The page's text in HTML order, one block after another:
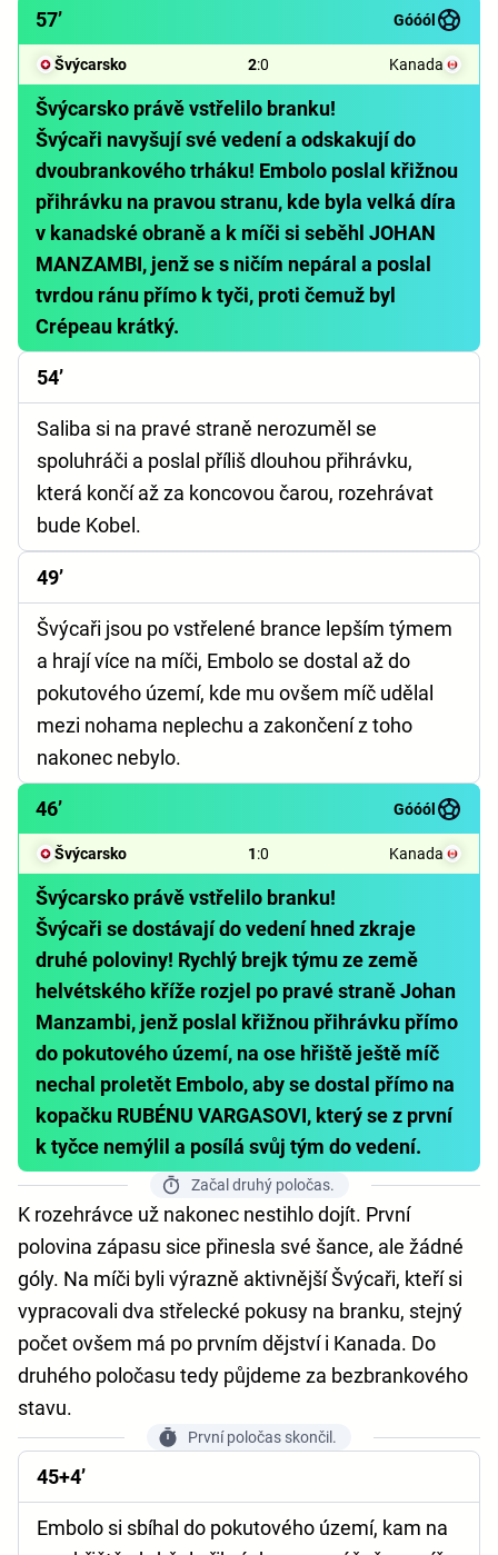
57’ Góóól
Švýcarsko 2:0 Kanada
Švýcarsko právě vstřelilo branku!
Švýcaři navyšují své vedení a odskakují do
dvoubrankového trháku! Embolo poslal křižnou
přihrávku na pravou stranu, kde byla velká díra
v kanadské obraně a k míči si seběhl JOHAN
MANZAMBI, jenž se s ničím nepáral a poslal
tvrdou ránu přímo k tyči, proti čemuž byl
Crépeau krátký.
54’
Saliba si na pravé straně nerozuměl se
spoluhráči a poslal příliš dlouhou přihrávku,
která končí až za koncovou čarou, rozehrávat
bude Kobel.
49’
Švýcaři jsou po vstřelené brance lepším týmem
a hrají více na míči, Embolo se dostal až do
pokutového území, kde mu ovšem míč udělal
mezi nohama neplechu a zakončení z toho
nakonec nebylo.
46’ Góóól
Švýcarsko 1:0 Kanada
Švýcarsko právě vstřelilo branku!
Švýcaři se dostávají do vedení hned zkraje
druhé poloviny! Rychlý brejk týmu ze země
helvétského kříže rozjel po pravé straně Johan
Manzambi, jenž poslal křižnou přihrávku přímo
do pokutového území, na ose hřiště ještě míč
nechal proletět Embolo, aby se dostal přímo na
kopačku RUBÉNU VARGASOVI, který se z první
k tyčce nemýlil a posílá svůj tým do vedení.
Začal druhý poločas.
K rozehrávce už nakonec nestihlo dojít. První
polovina zápasu sice přinesla své šance, ale žádné
góly. Na míči byli výrazně aktivnější Švýcaři, kteří si
vypracovali dva střelecké pokusy na branku, stejný
počet ovšem má po prvním dějství i Kanada. Do
druhého poločasu tedy půjdeme za bezbrankového
stavu.
První poločas skončil.
45+4’
Embolo si sbíhal do pokutového území, kam na